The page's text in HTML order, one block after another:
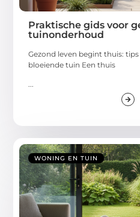
Praktische gids voor
tuinonderhoud
Gezond leven begint thuis:
bloeiende tuin Een thuis
...
WONING EN TUIN